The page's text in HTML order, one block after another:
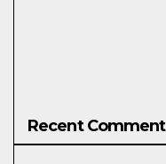
Recent